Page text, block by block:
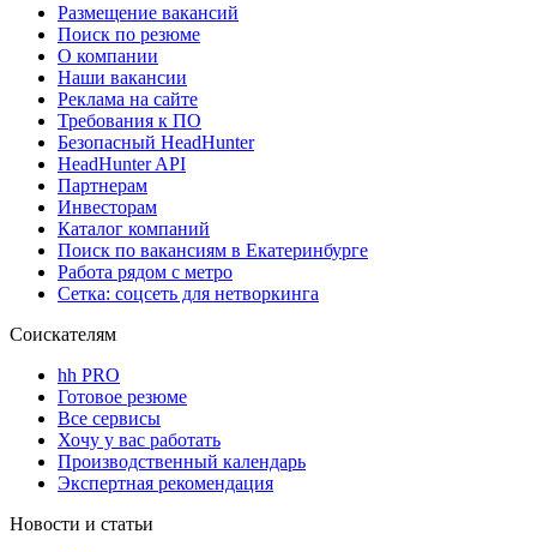
Размещение вакансий
Поиск по резюме
О компании
Наши вакансии
Реклама на сайте
Требования к ПО
Безопасный HeadHunter
HeadHunter API
Партнерам
Инвесторам
Каталог компаний
Поиск по вакансиям в Екатеринбурге
Работа рядом с метро
Сетка: соцсеть для нетворкинга
Соискателям
hh PRO
Готовое резюме
Все сервисы
Хочу у вас работать
Производственный календарь
Экспертная рекомендация
Новости и статьи